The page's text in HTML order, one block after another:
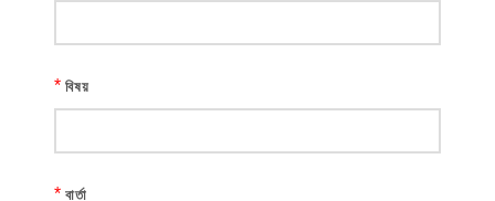
* বিষয়
* বার্তা